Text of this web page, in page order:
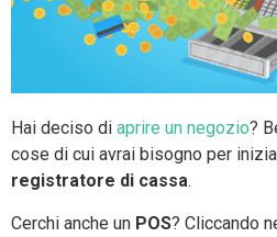
Hai deciso di aprire un negozio?
cose di cui avrai bisogno per
registratore di cassa.
Cerchi anche un POS? Cliccando